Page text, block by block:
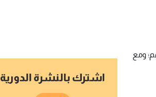
ومع
اشترك بالنشرة الدورية